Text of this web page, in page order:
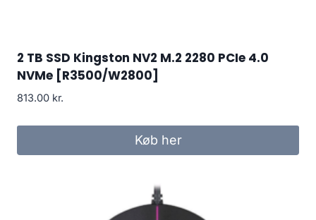
2 TB SSD Kingston NV2 M.2 2280 PCIe 4.0
NVMe [R3500/W2800]
813.00 kr.
Køb her